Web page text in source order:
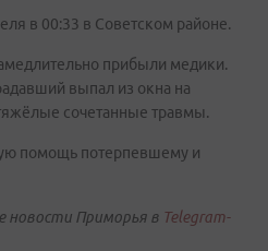
в 00:33 в Советском районе.
прибыли медики.
выпал из окна на
сочетанные травмы.
помощь потерпевшему и
новости Приморья в Telegram-